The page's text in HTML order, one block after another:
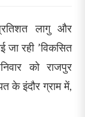
लागु और
जा रही ’विकसित
को राजपुर
के इंदौर ग्राम में,